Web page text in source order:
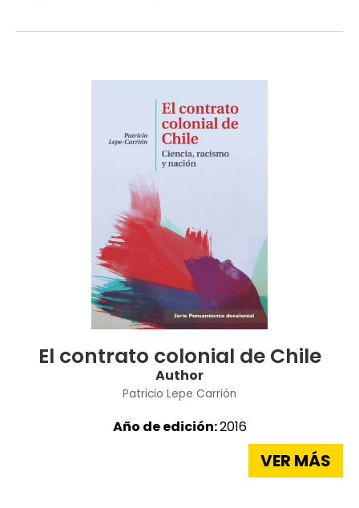
El contrato colonial de Chile
Author
Patricio Lepe Carrión
Año de edición:2016
VER MÁS